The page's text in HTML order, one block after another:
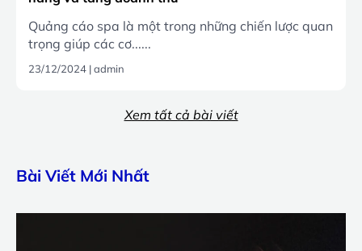
Quảng cáo spa là một trong những chiến lược quan
trọng giúp các cơ......
23/12/2024 |admin
Xem tất cả bài viết
Bài Viết Mới Nhất